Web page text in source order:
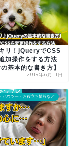
リ！jQueryでCSS
加操作をする方法
基本的な書き方】
2019年6月11日
ハウツー・お役立ち情報など